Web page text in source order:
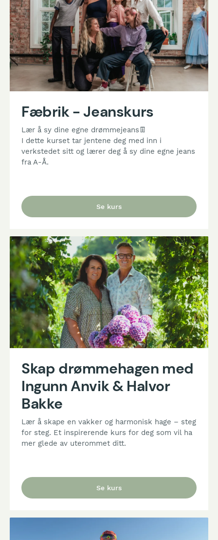
Fæbrik - Jeanskurs
Lær å sy dine egne drømmejeans👖
I dette kurset tar jentene deg med inn i
verkstedet sitt og lærer deg å sy dine egne jeans
fra A-Å.
Se kurs
Skap drømmehagen med
Ingunn Anvik & Halvor
Bakke
Lær å skape en vakker og harmonisk hage – steg
for steg. Et inspirerende kurs for deg som vil ha
mer glede av uterommet ditt.
Se kurs